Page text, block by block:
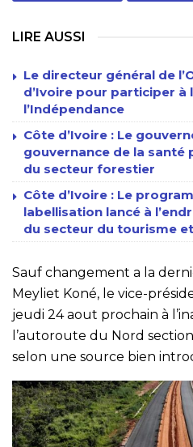
LIRE AUSSI
Le directeur général de
d’Ivoire pour participer à
l’Indépendance
Côte d’Ivoire : Le
gouvernance de la santé
du secteur forestier
Côte d’Ivoire : Le
labellisation lancé à
du secteur du tourisme
Sauf changement a la
Meyliet Koné, le vice-
jeudi 24 aout prochain à
l’autoroute du Nord
selon une source bien